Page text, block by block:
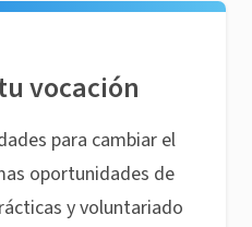
vocación
para cambiar el
oportunidades de
y voluntariado